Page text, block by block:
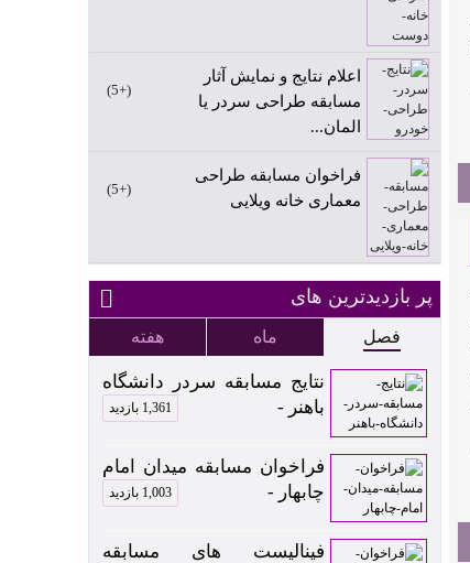
اعلام نتایج و نمایش آثار
مسابقه طراحی سردر یا
المان...
+5
فراخوان مسابقه طراحی
معماری خانه ویلایی
+5
پر بازدیدترین های
فصل ماه هفته
نتایج مسابقه سردر دانشگاه
باهنر -
1,361 بازدید
فراخوان مسابقه میدان امام
چابهار -
1,003 بازدید
فینالیست های مسابقه